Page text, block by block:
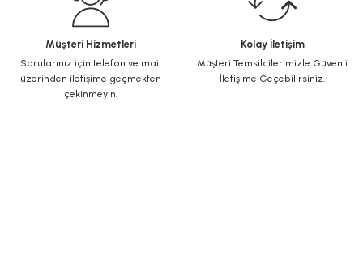
Müşteri Hizmetleri
Sorularınız için telefon ve mail
üzerinden iletişime geçmekten
çekinmeyin.
Kolay İletişim
Müşteri Temsilcilerimizle Güvenli
İletişime Geçebilirsiniz.